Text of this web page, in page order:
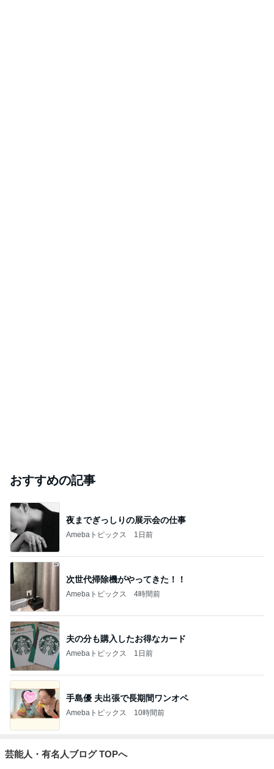
おすすめの記事
夜までぎっしりの展示会の仕事
Amebaトピックス 1日前
次世代掃除機がやってきた！！
Amebaトピックス 4時間前
夫の分も購入したお得なカード
Amebaトピックス 1日前
手島優 夫出張で長期間ワンオペ
Amebaトピックス 10時間前
芸能人・有名人ブログ TOPへ